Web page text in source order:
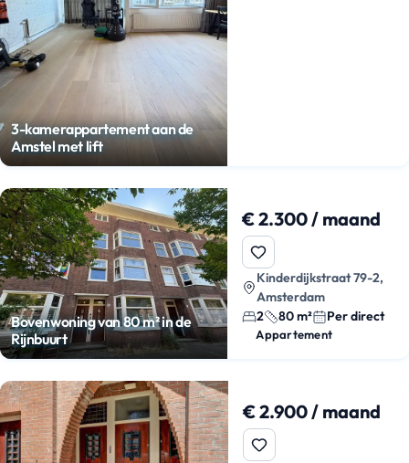
3-kamerappartement aan de
Amstel met lift
Bovenwoning van 80 m² in de
Rijnbuurt
€ 2.300 / maand
Kinderdijkstraat 79-2,
Amsterdam
2
80 m² Per direct
Appartement
€ 2.900 / maand